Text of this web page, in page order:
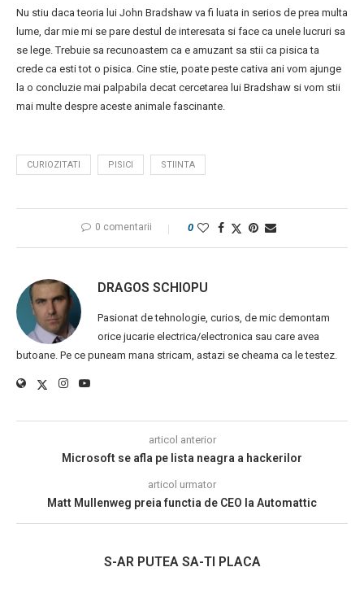
Nu stiu daca teoria lui John Bradshaw va fi luata in serios de prea multa
lume, dar mie mi se pare destul de interesata si face ca unele lucruri sa
se lege. Trebuie sa recunoastem ca e amuzant sa stii ca pisica ta
crede ca esti tot o pisica. Cine stie, poate peste cativa ani vom ajunge
la o concluzie mai palpabila decat cercetarea lui Bradshaw si vom stii
mai multe despre aceste animale fascinante.
CURIOZITATI PISICI STIINTA
0 comentarii 0
DRAGOS SCHIOPU
Pasionat de tehnologie, curios, de mic demontam
orice jucarie electrica/electronica sau care avea
butoane. Pe ce puneam mana stricam, astazi se cheama ca le testez.
articol anterior
Microsoft se afla pe lista neagra a hackerilor
articol urmator
Matt Mullenweg preia functia de CEO la Automattic
S-AR PUTEA SA-TI PLACA